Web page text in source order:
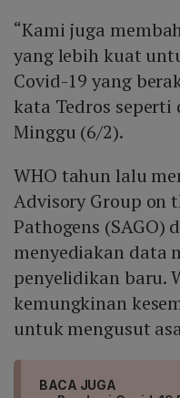
“Kami juga
yang lebih kuat
Covid-19 yang
kata Tedros
Minggu (6/2).
WHO tahun lalu
Advisory Group on
Pathogens (SAGO)
menyediakan data
penyelidikan baru.
kemungkinan
untuk mengusut
BACA JUGA